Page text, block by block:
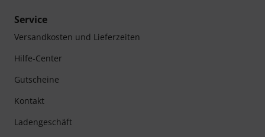
Service
Versandkosten und Lieferzeiten
Hilfe-Center
Gutscheine
Kontakt
Ladengeschäft